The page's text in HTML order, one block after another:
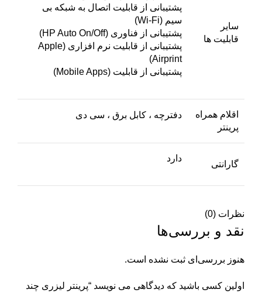
سایر
قابلیت ها
پشتیبانی از قابلیت اتصال به شبکه بی
سیم (Wi-Fi)
پشتیبانی از فناوری (HP Auto On/Off)
پشتیبانی از قابلیت نرم افزاری (Apple
Airprint)
پشتیبانی از قابلیت (Mobile Apps)
اقلام همراه
پرینتر
دفترچه ، کابل برق ، سی دی
گارانتی
دارد
نظرات (0)
نقد و بررسی‌ها
هنوز بررسی‌ای ثبت نشده است.
اولین کسی باشید که دیدگاهی می نویسد “پرینتر لیزری چند